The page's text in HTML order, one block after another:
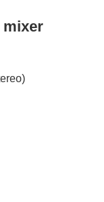
mixer